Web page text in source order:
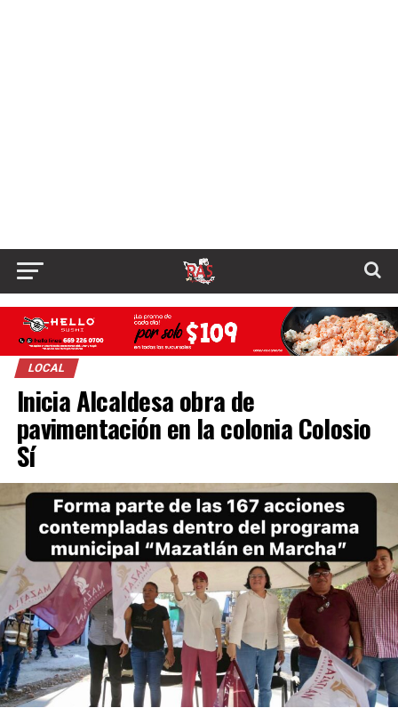
LOCAL
Inicia Alcaldesa obra de
pavimentación en la colonia Colosio
Sí